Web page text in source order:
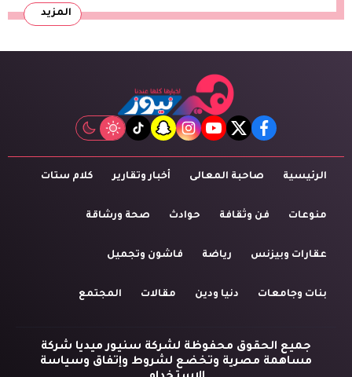
المزيد
facebook
twitter
youtube
instagram
snapchat
tiktok
الرئيسية صاحبة المعالى أخبار وتقارير كلام ستات
منوعات فن وثقافة حوادث صحة ورشاقة
عقارات وبيزنس رياضة فاشون وتجميل
بنات وجامعات دنيا ودين مقالات المجتمع
جميع الحقوق محفوظة لشركة سنيور ميديا شركة
مساهمة مصرية وتخضع لشروط وإتفاق وسياسة